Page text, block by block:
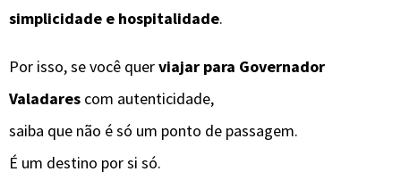
simplicidade e hospitalidade.
Por isso, se você querviajar para Governador
Valadares com autenticidade,
saiba que não é só um ponto de passagem.
É um destino por si só.